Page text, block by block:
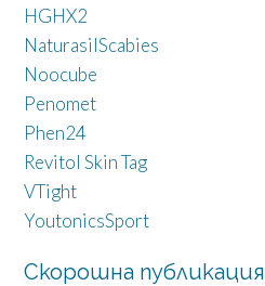
HGHX2
NaturasilScabies
Noocube
Penomet
Phen24
Revitol Skin Tag
VTight
YoutonicsSport
Скорошна публикация